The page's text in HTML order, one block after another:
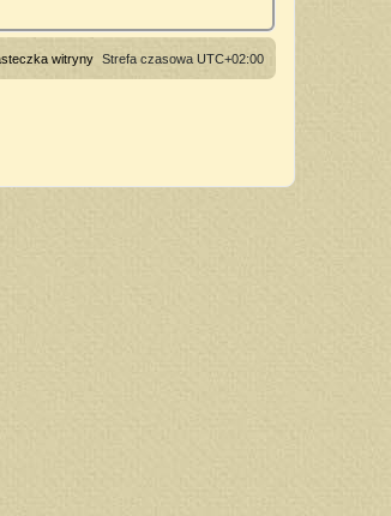
Strefa czasowa UTC+02:00
witryny